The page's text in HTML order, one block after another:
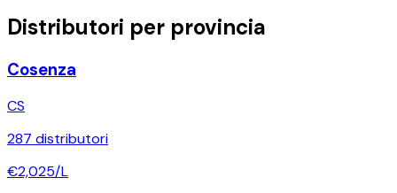
Distributori per provincia
Cosenza
CS
287 distributori
€2,025/L